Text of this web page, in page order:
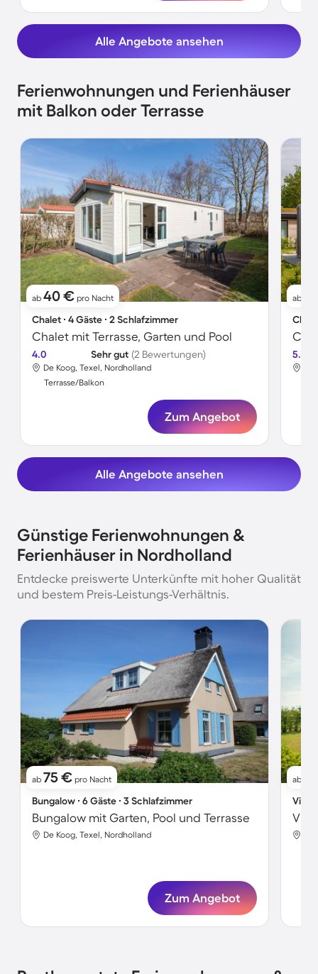
Alle Angebote ansehen
Ferienwohnungen und Ferienhäuser
mit Balkon oder Terrasse
ab 40 € pro Nacht
Chalet ∙ 4 Gäste ∙ 2 Schlafzimmer
Chalet mit Terrasse, Garten und Pool
4.0 Sehr gut (2 Bewertungen)
De Koog, Texel, Nordholland
Terrasse/Balkon
Zum Angebot
ab
5.0
Alle Angebote ansehen
Günstige Ferienwohnungen &
Ferienhäuser in Nordholland
Entdecke preiswerte Unterkünfte mit hoher Qualität
und bestem Preis-Leistungs-Verhältnis.
ab 75 € pro Nacht
Bungalow ∙ 6 Gäste ∙ 3 Schlafzimmer
Bungalow mit Garten, Pool und Terrasse
De Koog, Texel, Nordholland
Zum Angebot
ab
Villa